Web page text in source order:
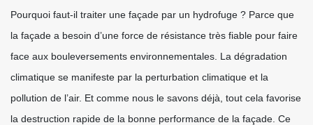
Pourquoi faut-il traiter une façade par un hydrofuge ? Parce que
la façade a besoin d’une force de résistance très fiable pour faire
face aux bouleversements environnementales. La dégradation
climatique se manifeste par la perturbation climatique et la
pollution de l’air. Et comme nous le savons déjà, tout cela favorise
la destruction rapide de la bonne performance de la façade. Ce